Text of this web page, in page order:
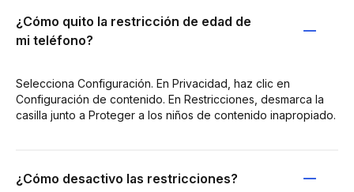
¿Cómo quito la restricción de edad de
mi teléfono?
Selecciona Configuración. En Privacidad, haz clic en
Configuración de contenido. En Restricciones, desmarca la
casilla junto a Proteger a los niños de contenido inapropiado.
¿Cómo desactivo las restricciones?